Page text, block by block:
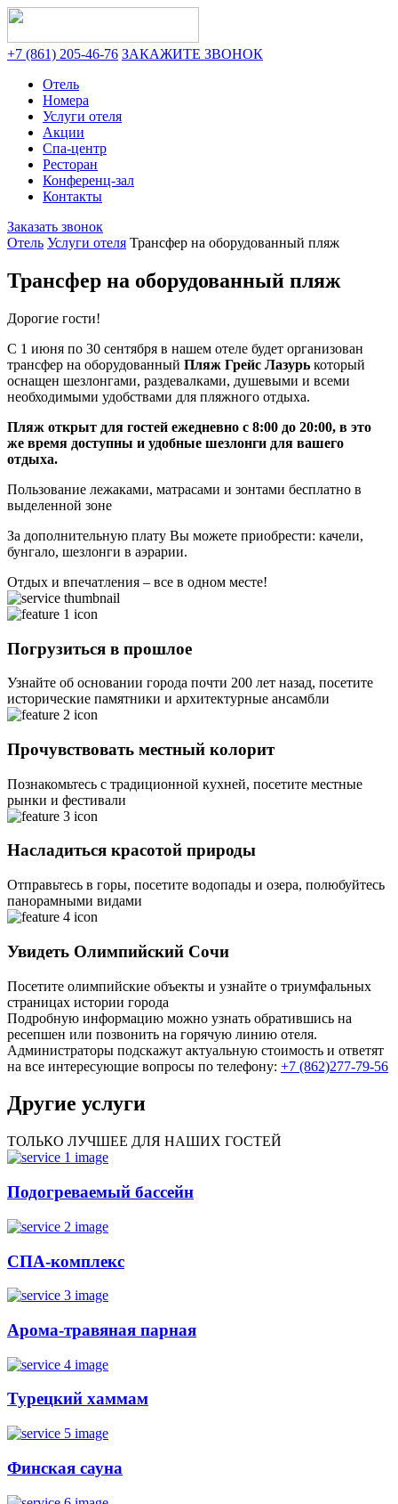
+7 (861) 205-46-76 ЗАКАЖИТЕ ЗВОНОК
Отель
Номера
Услуги отеля
Акции
Спа-центр
Ресторан
Конференц-зал
Контакты
Заказать звонок
Отель Услуги отеля Трансфер на оборудованный пляж
Трансфер на оборудованный пляж
Дорогие гости!
С 1 июня по 30 сентября в нашем отеле будет организован
трансфер на оборудованный Пляж Грейс Лазурь который
оснащен шезлонгами, раздевалками, душевыми и всеми
необходимыми удобствами для пляжного отдыха.
Пляж открыт для гостей ежедневно с 8:00 до 20:00, в это
же время доступны и удобные шезлонги для вашего
отдыха.
Пользование лежаками, матрасами и зонтами бесплатно в
выделенной зоне
За дополнительную плату Вы можете приобрести: качели,
бунгало, шезлонги в аэрарии.
Отдых и впечатления – все в одном месте!
Погрузиться в прошлое
Узнайте об основании города почти 200 лет назад, посетите
исторические памятники и архитектурные ансамбли
Прочувствовать местный колорит
Познакомьтесь с традиционной кухней, посетите местные
рынки и фестивали
Насладиться красотой природы
Отправьтесь в горы, посетите водопады и озера, полюбуйтесь
панорамными видами
Увидеть Олимпийский Сочи
Посетите олимпийские объекты и узнайте о триумфальных
страницах истории города
Подробную информацию можно узнать обратившись на
ресепшен или позвонить на горячую линию отеля.
Администраторы подскажут актуальную стоимость и ответят
на все интересующие вопросы по телефону: +7 (862)277-79-56
Другие услуги
ТОЛЬКО ЛУЧШЕЕ ДЛЯ НАШИХ ГОСТЕЙ
Подогреваемый бассейн
СПА-комплекс
Арома-травяная парная
Турецкий хаммам
Финская сауна